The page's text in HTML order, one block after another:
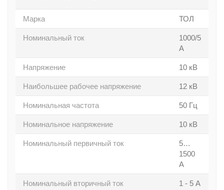
Марка ТОЛ
Номинальный ток
1000/5
А
Напряжение 10 кВ
Наибольшее рабочее напряжение 12 кВ
Номинальная частота 50 Гц
Номинальное напряжение 10 кВ
Номинальный первичный ток
5…
1500
А
Номинальный вторичный ток 1 - 5 А